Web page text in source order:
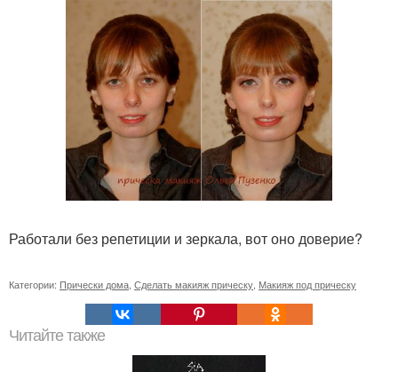
Работали без репетиции и зеркала, вот оно доверие?
Категории: Прически дома Сделать макияж прическу Макияж под прическу
Читайте также